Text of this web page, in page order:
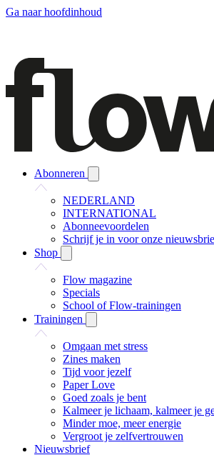
Ga naar hoofdinhoud
Abonneren
NEDERLAND
INTERNATIONAL
Abonneevoordelen
Schrijf je in voor onze
Shop
Flow magazine
Specials
School of Flow-trainingen
Trainingen
Omgaan met stress
Zines maken
Tijd voor jezelf
Paper Love
Goed zoals je bent
Kalmeer je lichaam, kalmeer je
Minder moe, meer energie
Vergroot je zelfvertrouwen
Nieuwsbrief